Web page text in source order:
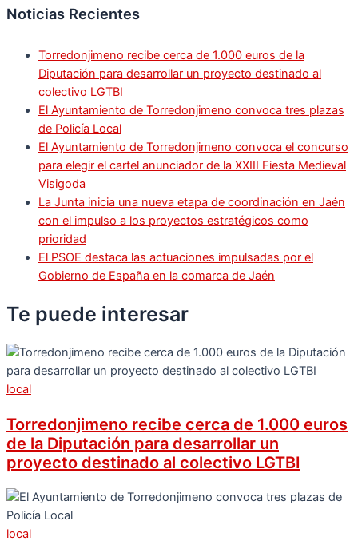
Noticias Recientes
Torredonjimeno recibe cerca de 1.000 euros de la
Diputación para desarrollar un proyecto destinado al
colectivo LGTBI
El Ayuntamiento de Torredonjimeno convoca tres plazas
de Policía Local
El Ayuntamiento de Torredonjimeno convoca el concurso
para elegir el cartel anunciador de la XXIII Fiesta Medieval
Visigoda
La Junta inicia una nueva etapa de coordinación en Jaén
con el impulso a los proyectos estratégicos como
prioridad
El PSOE destaca las actuaciones impulsadas por el
Gobierno de España en la comarca de Jaén
Te puede interesar
local
Torredonjimeno recibe cerca de 1.000 euros
de la Diputación para desarrollar un
proyecto destinado al colectivo LGTBI
local